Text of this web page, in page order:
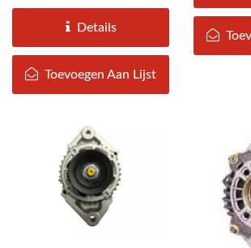
KEE volgens de
specificaties...
Details
Toevoegen Aan Lijst